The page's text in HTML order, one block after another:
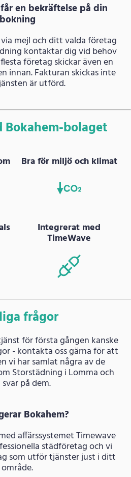
en bekräftelse på din
bokning
mejl och ditt valda företag
kontaktar dig vid behov
företag skickar även en
innan. Fakturan skickas inte
är utförd.
Bokahem-bolaget
Bra för miljö och klimat
Integrerat med
TimeWave
frågor
för första gången kanske
- kontakta oss gärna för att
vi har samlat några av de
Storstädning i Lomma och
på dem.
Bokahem?
affärssystemet Timewave
städföretag och vi
som utför tjänster just i ditt
område.